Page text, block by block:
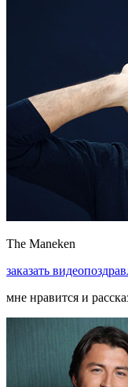
The Maneken
заказать
мне нравится и